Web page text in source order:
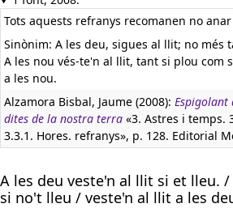
Tots aquests refranys recomanen no
Sinònim: A les deu, sigues al llit; no més
A les nou vés-te'n al llit, tant si plou com
a les nou.
Alzamora Bisbal, Jaume (2008): Espigolant
dites de la nostra terra «3. Astres i temps.
3.3.1. Hores. refranys», p. 128. Editorial
A les deu veste'n al llit si et lleu.
si no't lleu / veste'n al llit a les